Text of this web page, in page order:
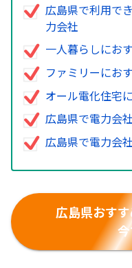
広島県で利用で
力会社
一人暮らしにお
ファミリーにお
オール電化住宅
広島県で電力会
広島県で電力会
広島県おす